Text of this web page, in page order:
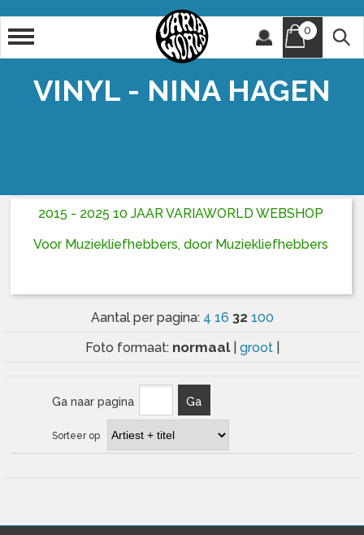
0
VINYL - NINA HAGEN
2015 - 2025 10 JAAR VARIAWORLD WEBSHOP
Voor Muziekliefhebbers, door Muziekliefhebbers
Aantal per pagina: 4 16 32 100
Foto formaat: normaal groot
Ga naar pagina Ga
Sorteer op